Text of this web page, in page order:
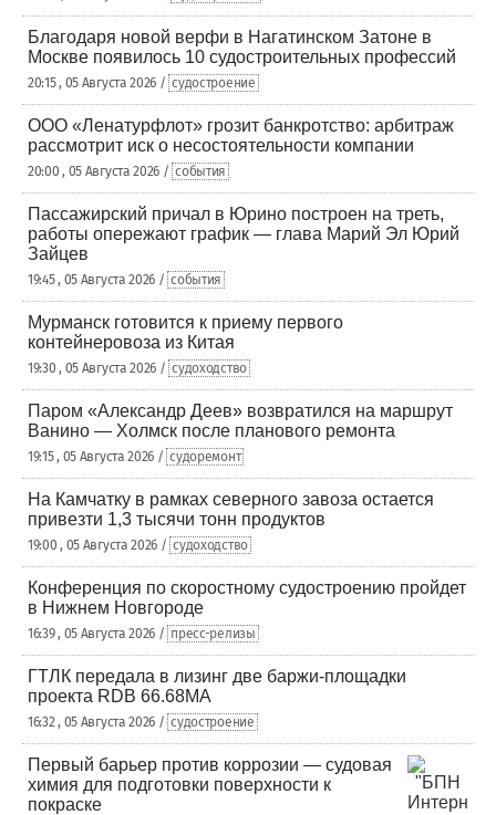
Благодаря новой верфи в Нагатинском Затоне в
Москве появилось 10 судостроительных профессий
20:15 , 05 Августа 2026 / судостроение
ООО «Ленатурфлот» грозит банкротство: арбитраж
рассмотрит иск о несостоятельности компании
20:00 , 05 Августа 2026 / события
Пассажирский причал в Юрино построен на треть,
работы опережают график — глава Марий Эл Юрий
Зайцев
19:45 , 05 Августа 2026 / события
Мурманск готовится к приему первого
контейнеровоза из Китая
19:30 , 05 Августа 2026 / судоходство
Паром «Александр Деев» возвратился на маршрут
Ванино — Холмск после планового ремонта
19:15 , 05 Августа 2026 / судоремонт
На Камчатку в рамках северного завоза остается
привезти 1,3 тысячи тонн продуктов
19:00 , 05 Августа 2026 / судоходство
Конференция по скоростному судостроению пройдет
в Нижнем Новгороде
16:39 , 05 Августа 2026 / пресс-релизы
ГТЛК передала в лизинг две баржи-площадки
проекта RDB 66.68МА
16:32 , 05 Августа 2026 / судостроение
Первый барьер против коррозии — судовая
химия для подготовки поверхности к
покраске